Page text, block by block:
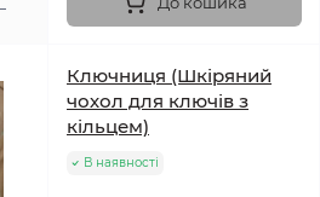
Ключниця (Шкіряний
чохол для ключів з
кільцем)
В наявності